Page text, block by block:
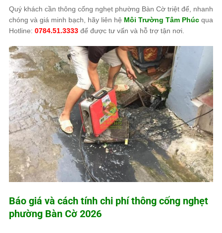
Quý khách cần thông cống nghẹt phường Bàn Cờ triệt để, nhanh
chóng và giá minh bạch, hãy liên hệ Môi Trường Tâm Phúc qua
Hotline: 0784.51.3333 để được tư vấn và hỗ trợ tận nơi.
Báo giá và cách tính chi phí thông cống nghẹt
phường Bàn Cờ 2026